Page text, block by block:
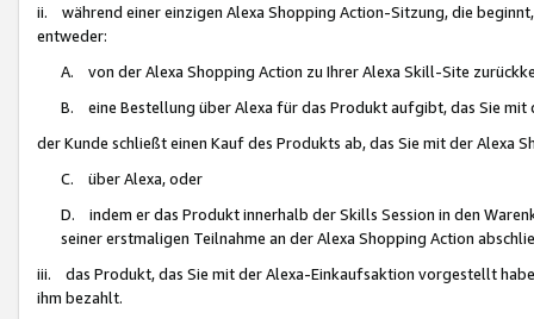
ii. während einer einzigen Alexa Shopping Action-Sitzung, die
entweder:
A. von der Alexa Shopping Action zu Ihrer Alexa Skill-Site
B. eine Bestellung über Alexa für das Produkt aufgibt, das Sie mit
der Kunde schließt einen Kauf des Produkts ab, das Sie mit der Alexa
C. über Alexa, oder
D. indem er das Produkt innerhalb der Skills Session in den
seiner erstmaligen Teilnahme an der Alexa Shopping Action
iii. das Produkt, das Sie mit der Alexa-Einkaufsaktion vorgestellt
ihm bezahlt.